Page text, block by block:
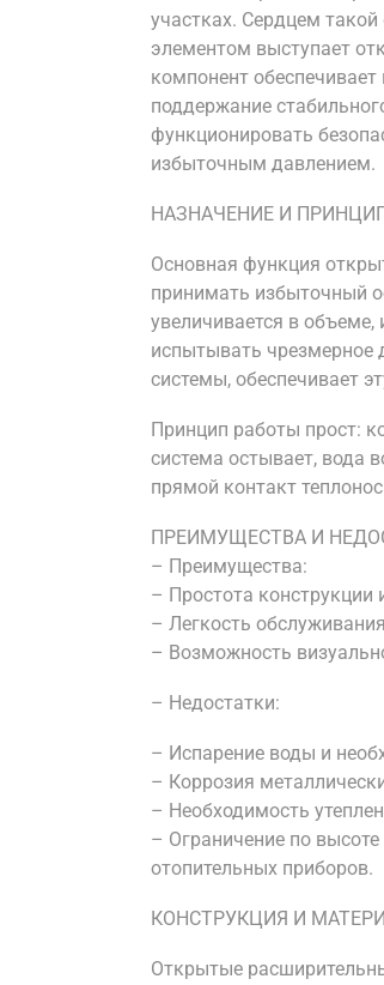
участках. Сердцем
элементом выступает
компонент
поддержание
функционировать
избыточным давлением.
НАЗНАЧЕНИЕ И
Основная функция
принимать избыточный
увеличивается в
испытывать чрезмерное
системы, обеспечивает
Принцип работы прост:
система остывает, вода
прямой контакт
ПРЕИМУЩЕСТВА И
– Преимущества:
– Простота конструкции
– Легкость
– Возможность
– Недостатки:
– Испарение воды и
– Коррозия
– Необходимость
– Ограничение по
отопительных приборов.
КОНСТРУКЦИЯ И
Открытые